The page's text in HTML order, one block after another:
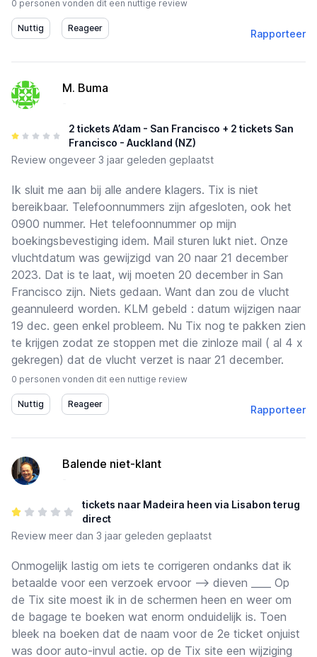
0 personen vonden dit een nuttige review
Rapporteer
M. Buma
2 tickets A’dam - San Francisco + 2 tickets San
Francisco - Auckland (NZ)
Review ongeveer 3 jaar geleden geplaatst
Ik sluit me aan bij alle andere klagers. Tix is niet
bereikbaar. Telefoonnummers zijn afgesloten, ook het
0900 nummer. Het telefoonnummer op mijn
boekingsbevestiging idem. Mail sturen lukt niet. Onze
vluchtdatum was gewijzigd van 20 naar 21 december
2023. Dat is te laat, wij moeten 20 december in San
Francisco zijn. Niets gedaan. Want dan zou de vlucht
geannuleerd worden. KLM gebeld : datum wijzigen naar
19 dec. geen enkel probleem. Nu Tix nog te pakken zien
te krijgen zodat ze stoppen met die zinloze mail ( al 4 x
gekregen) dat de vlucht verzet is naar 21 december.
0 personen vonden dit een nuttige review
Rapporteer
Balende niet-klant
tickets naar Madeira heen via Lisabon terug
direct
Review meer dan 3 jaar geleden geplaatst
Onmogelijk lastig om iets te corrigeren ondanks dat ik
betaalde voor een verzoek ervoor --> dieven ____ Op
de Tix site moest ik in de schermen heen en weer om
de bagage te boeken wat enorm onduidelijk is. Toen
bleek na boeken dat de naam voor de 2e ticket onjuist
was door auto-invul actie. op de Tix site een wijziging